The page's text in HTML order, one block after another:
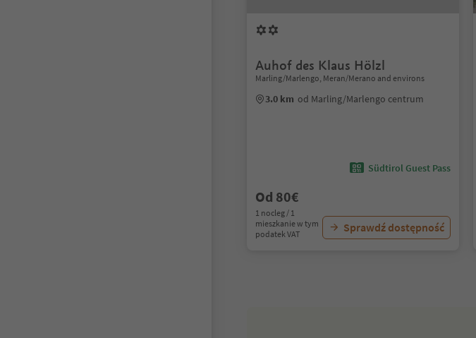
Auhof des Klaus Hölzl
Marling/Marlengo, Meran/Merano and environs
3.0 km od Marling/Marlengo centrum
Südtirol Guest Pass
Od 80€
1 nocleg / 1
mieszkanie w tym
podatek VAT
Sprawdź dostępność